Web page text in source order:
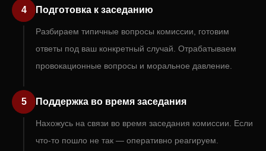
4 Подготовка к заседанию
Разбираем типичные вопросы комиссии, готовим
ответы под ваш конкретный случай. Отрабатываем
провокационные вопросы и моральное давление.
5 Поддержка во время заседания
Нахожусь на связи во время заседания комиссии. Если
что-то пошло не так — оперативно реагируем.